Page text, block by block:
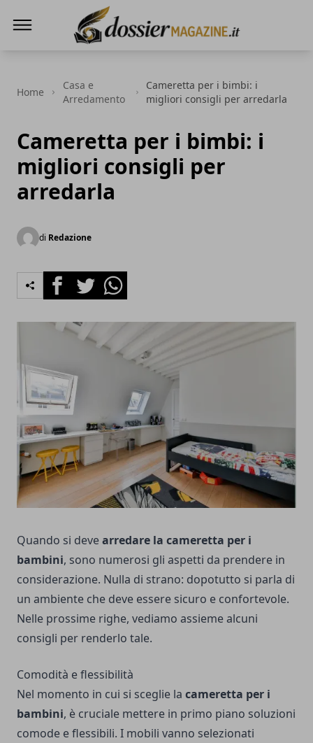
Home
Casa e
Arredamento
Cameretta per i bimbi: i
migliori consigli per arredarla
Cameretta per i bimbi: i
migliori consigli per
arredarla
di Redazione
FacebookTwitterWhatsapp
Quando si devearredare la cameretta per i
bambini, sono numerosi gli aspetti da prendere in
considerazione. Nulla di strano: dopotutto si parla di
un ambiente che deve essere sicuro e confortevole.
Nelle prossime righe, vediamo assieme alcuni
consigli per renderlo tale.
Comodità e flessibilità
Nel momento in cui si sceglie la cameretta per i
bambini, è cruciale mettere in primo piano soluzioni
comode e flessibili. I mobili vanno selezionati